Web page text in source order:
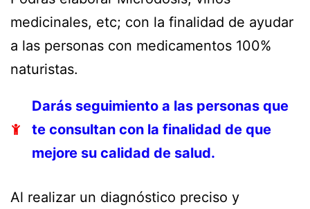
medicinales, etc; con la finalidad de ayudar
a las personas con medicamentos 100%
naturistas.
Darás seguimiento a las personas que
te consultan con la finalidad de que
mejore su calidad de salud.
Al realizar un diagnóstico preciso y